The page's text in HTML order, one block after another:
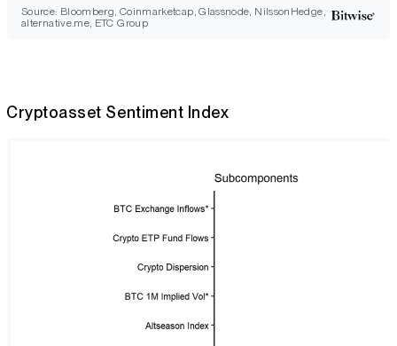
Source: Bloomberg, Coinmarketcap, Glassnode, NilssonHedge,
alternative.me, ETC Group
Cryptoasset Sentiment Index